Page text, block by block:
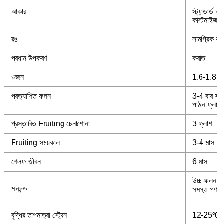
আকার
রঙ সামগ্রিক
প্রধান উপকরণ করাত
ওজন 1.6-1.8
প্রত্যাশিত ফলন
3-4 বার
পাঠান
প্রস্তাবিত Fruiting চেনাশোনা 3 ফ্লাশ
Fruiting সময়কাল 3-4 মাস
শেলফ জীবন 6 মাস
মানদন্ড
উচ্চ
সমস্ত
বৃদ্ধির তাপমাত্রা স্ট্রেন 12-